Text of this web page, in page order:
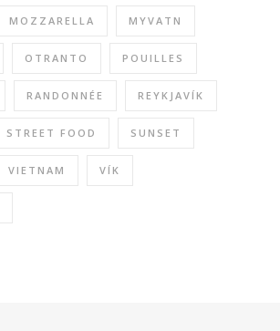
MOZZARELLA MYVATN
OTRANTO POUILLES
RANDONNÉE REYKJAVÍK
STREET FOOD SUNSET
VIETNAM VÍK